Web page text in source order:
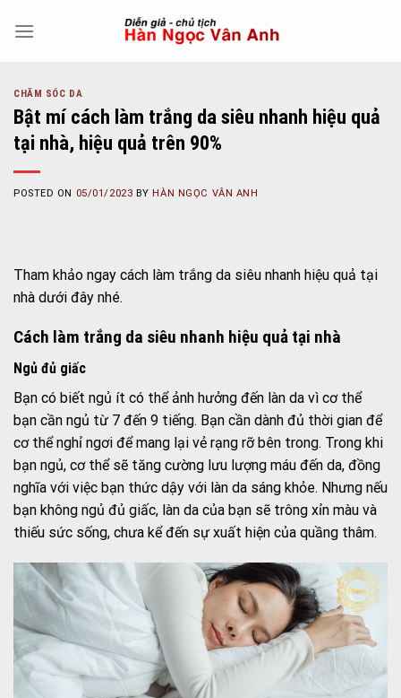
CHĂM SÓC DA
Bật mí cách làm trắng da siêu nhanh hiệu quả
tại nhà, hiệu quả trên 90%
POSTED ON 05/01/2023 BY HÀN NGỌC VÂN ANH
Tham khảo ngay cách làm trắng da siêu nhanh hiệu quả tại
nhà dưới đây nhé.
Cách làm trắng da siêu nhanh hiệu quả tại nhà
Ngủ đủ giấc
Bạn có biết ngủ ít có thể ảnh hưởng đến làn da vì cơ thể
bạn cần ngủ từ 7 đến 9 tiếng. Bạn cần dành đủ thời gian để
cơ thể nghỉ ngơi để mang lại vẻ rạng rỡ bên trong. Trong khi
bạn ngủ, cơ thể sẽ tăng cường lưu lượng máu đến da, đồng
nghĩa với việc bạn thức dậy với làn da sáng khỏe. Nhưng nếu
bạn không ngủ đủ giấc, làn da của bạn sẽ trông xỉn màu và
thiếu sức sống, chưa kể đến sự xuất hiện của quầng thâm.